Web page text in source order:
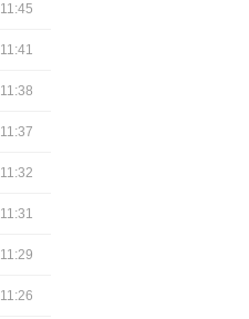
11:45
11:41
11:38
11:37
11:32
11:31
11:29
11:26